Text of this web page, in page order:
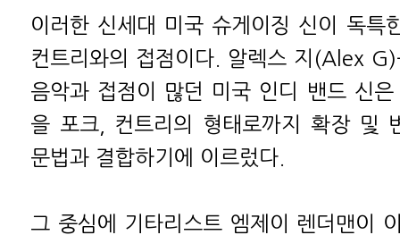
이러한 신세대 미국 슈게이징 신이 독특
컨트리와의 접점이다. 알렉스 지(Alex
음악과 접점이 많던 미국 인디 밴드 신
을 포크, 컨트리의 형태로까지 확장 및
문법과 결합하기에 이르렀다.
그 중심에 기타리스트 엠제이 렌더맨이